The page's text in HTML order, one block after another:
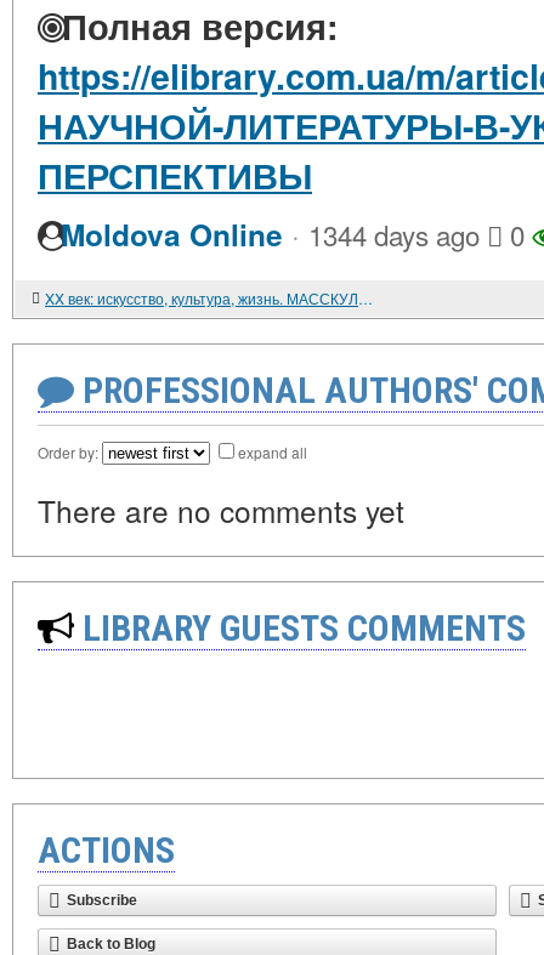
Полная версия:
https://elibrary.com.ua/m/
НАУЧНОЙ-ЛИТЕРАТУРЫ-В-
ПЕРСПЕКТИВЫ
Moldova Online · 1344 days ago 0
XX век: искусство, культура, жизнь. МАССКУЛЬТУРА: НАША, ДОМАШНЯЯ, СОВРЕМЕННАЯ
PROFESSIONAL AUTHORS'
Order by: expand all
There are no comments yet
LIBRARY GUESTS COMMENTS
ACTIONS
Subscribe
Back to Blog